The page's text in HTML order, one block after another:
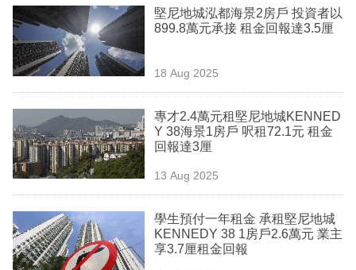
樓
市
理
商
業
科
技
職
場
堅尼地城泓都海景2房戶 投資者以
899.8萬元承接 租金回報達3.5厘
18 Aug 2025
專才2.4萬元租堅尼地城KENNED
Y 38海景1房戶 呎租72.1元 租金
回報達3厘
13 Aug 2025
學生預付一年租金 承租堅尼地城
KENNEDY 38 1房戶2.6萬元 業主
享3.7厘租金回報